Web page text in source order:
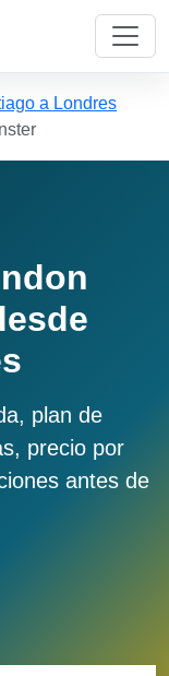
a Londres
plan de
precio por
antes de